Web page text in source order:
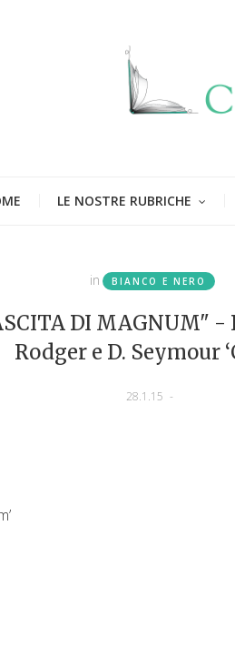
LE NOSTRE RUBRICHE
in BIANCO E NERO
DI MAGNUM" -
Rodger e D. Seymour
28.1.15 -